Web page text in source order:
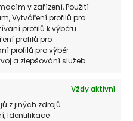
v zařízení, Použití
Vytváření profilů pro
profilů k výběru
profilů pro
profilů pro výběr
a zlepšování služeb.
Vždy aktivní
z jiných zdrojů
Identifikace
plynového kotle